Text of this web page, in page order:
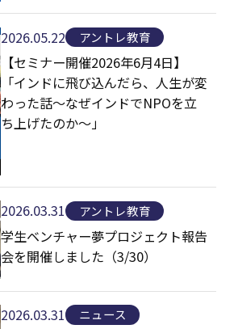
2026.05.22 アントレ教育
【セミナー開催2026年6月4日】
「インドに飛び込んだら、人生が変
わった話〜なぜインドでNPOを立
ち上げたのか〜」
2026.03.31 アントレ教育
学生ベンチャー夢プロジェクト報告
会を開催しました（3/30）
2026.03.31 ニュース